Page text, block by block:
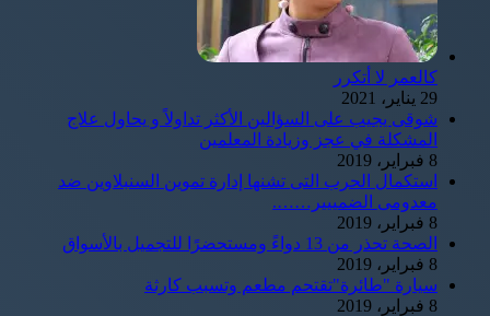
كالعمر لا أتكرر
29 يناير، 2021
شوقى يجيب على السؤالين الأكثر تداولاً و يحاول علاج
المشكلة في عجز وزيادة المعلمين
8 فبراير، 2019
استكمال الحرب التى تشنها إدارة تموين السنبلاوين ضد
معدومى الضمييير…….
8 فبراير، 2019
الصحة تحذر من 13 دواءً ومستحضرًا للتجميل بالأسواق
8 فبراير، 2019
سيارة "طائرة"تقتحم مطعم وتسبب كارثة
8 فبراير، 2019